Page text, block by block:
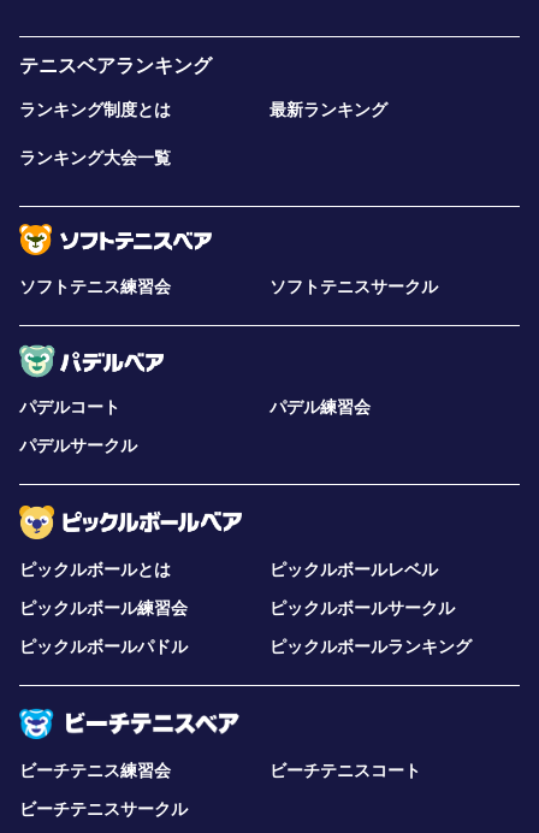
テニスベアランキング
ランキング制度とは 最新ランキング
ランキング大会一覧
ソフトテニス練習会 ソフトテニスサークル
パデルコート
パデル練習会
パデルサークル
ピックルボールとは
ピックルボールレベル
ピックルボール練習会
ピックルボールサークル
ピックルボールパドル
ピックルボールランキング
ビーチテニス練習会
ビーチテニスコート
ビーチテニスサークル